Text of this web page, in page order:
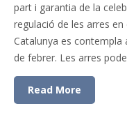
part i garantia de la
regulació de les arres
Catalunya es contempla
de febrer. Les arres
Read More